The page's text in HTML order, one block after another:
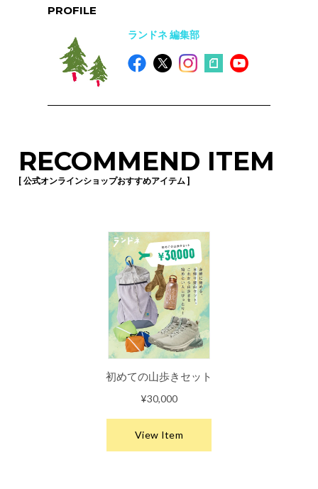
PROFILE
ランドネ 編集部
RECOMMEND ITEM
[ 公式オンラインショップおすすめアイテム ]